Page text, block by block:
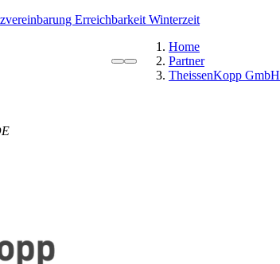
Erreichbarkeit Winterzeit
Home
Partner
TheissenKopp GmbH